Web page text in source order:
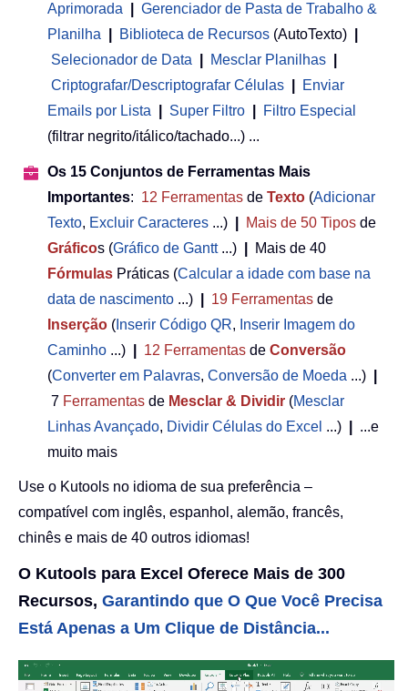
Aprimorada
Gerenciador de Pasta de Trabalho &
Planilha
Biblioteca de Recursos (AutoTexto)
Selecionador de Data
Mesclar Planilhas
Criptografar/Descriptografar Células
Enviar
Emails por Lista
Super Filtro
Filtro Especial
(filtrar negrito/itálico/tachado...) ...
Os 15 Conjuntos de Ferramentas Mais
Importantes: 12 Ferramentas de Texto (Adicionar
Texto, Excluir Caracteres ...) Mais de 50 Tipos de
Gráficos (Gráfico de Gantt...)
Mais de 40
Fórmulas Práticas (Calcular a idade com base na
data de nascimento ...) 19 Ferramentas de
Inserção ( Inserir Código QR, Inserir Imagem do
Caminho ...) 12 Ferramentas de Conversão
(Converter em Palavras, Conversão de Moeda ...)
7 Ferramentas de Mesclar & Dividir (Mesclar
Linhas Avançado, Dividir Células do Excel ...)
...e
muito mais
Use o Kutools no idioma de sua preferência –
compatível com inglês, espanhol, alemão, francês,
chinês e mais de 40 outros idiomas!
O Kutools para Excel Oferece Mais de 300
Recursos, Garantindo que O Que Você Precisa
Está Apenas a Um Clique de Distância...